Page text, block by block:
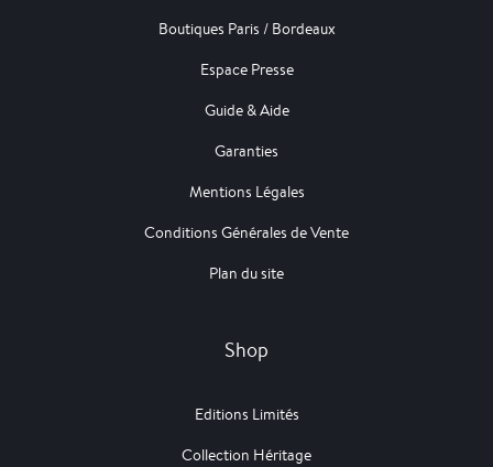
Boutiques Paris / Bordeaux
Espace Presse
Guide & Aide
Garanties
Mentions Légales
Conditions Générales de Vente
Plan du site
Shop
Editions Limités
Collection Héritage